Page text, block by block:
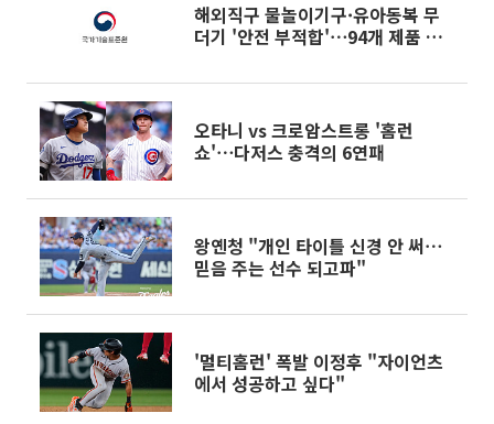
해외직구 물놀이기구·유아동복 무
더기 '안전 부적합'⋯94개 제품 유
오타니 vs 크로암스트롱 '홈런
쇼'⋯다저스 충격의 6연패
왕옌청 "개인 타이틀 신경 안 써⋯
믿음 주는 선수 되고파"
'멀티홈런' 폭발 이정후 "자이언츠
에서 성공하고 싶다"